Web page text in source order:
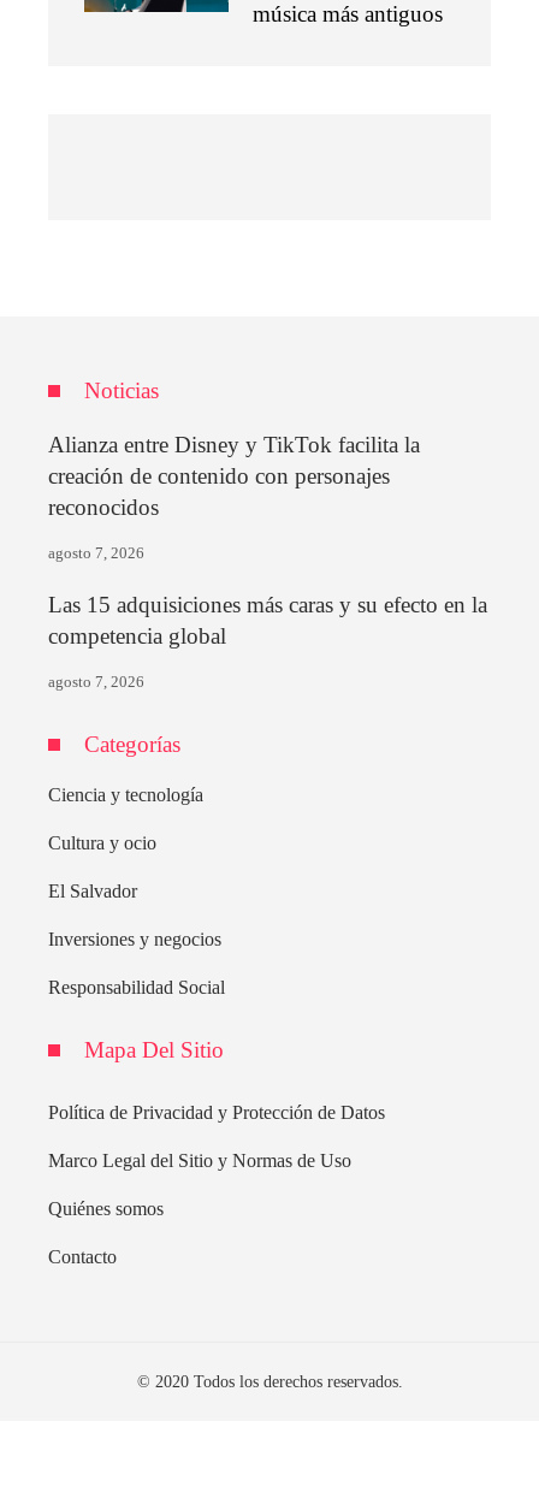
música más antiguos
Noticias
Alianza entre Disney y TikTok facilita la
creación de contenido con personajes
reconocidos
agosto 7, 2026
Las 15 adquisiciones más caras y su efecto en la
competencia global
agosto 7, 2026
Categorías
Ciencia y tecnología
Cultura y ocio
El Salvador
Inversiones y negocios
Responsabilidad Social
Mapa Del Sitio
Política de Privacidad y Protección de Datos
Marco Legal del Sitio y Normas de Uso
Quiénes somos
Contacto
© 2020 Todos los derechos reservados.